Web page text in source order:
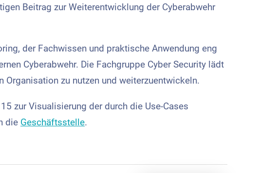
Beitrag zur Weiterentwicklung der Cyberabwehr
der Fachwissen und praktische Anwendung eng
Cyberabwehr. Die Fachgruppe Cyber Security lädt
zu nutzen und weiterzuentwickeln.
zur Visualisierung der durch die Use-Cases
die Geschäftsstelle.